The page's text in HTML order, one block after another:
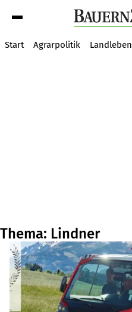
Start Agrarpolitik Landleben
Thema: Lindner